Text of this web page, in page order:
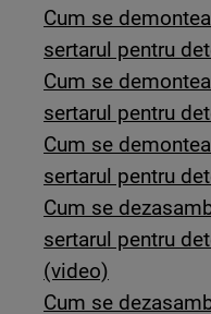
Cum se
sertarul pentru
Cum se
sertarul pentru
Cum se
sertarul pentru
Cum se
sertarul pentru
(video)
Cum se